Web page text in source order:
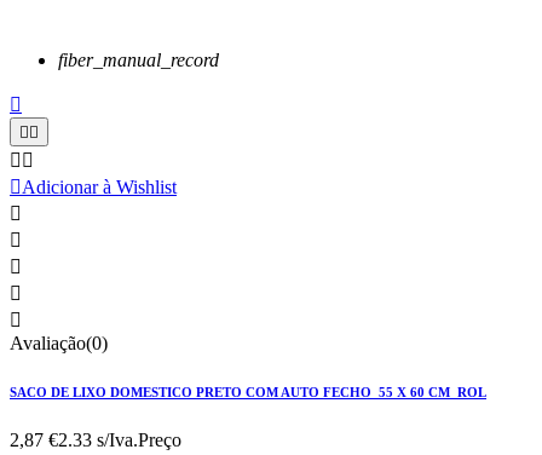
fiber_manual_record

 
 
Adicionar à Wishlist





Avaliação(0)
SACO DE LIXO DOMESTICO PRETO COM AUTO FECHO 55 X 60 CM ROL
2,87 €2.33 s/Iva.Preço